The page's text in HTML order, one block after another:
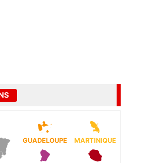
GUADELOUPE MARTINIQUE